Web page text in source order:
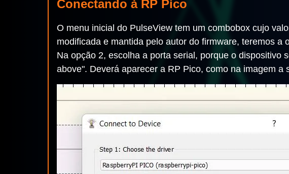
Conectando à RP Pico
O menu inicial do PulseView tem um combobox cujo
modificada e mantida pelo autor do firmware, teremos a
Na opção 2, escolha a porta serial, porque o dispositivo
above". Deverá aparecer a RP Pico, como na imagem a